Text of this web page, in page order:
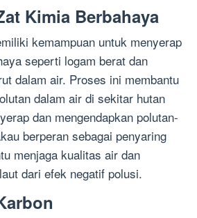
Kimia Berbahaya
kemampuan untuk menyerap
seperti logam berat dan
dalam air. Proses ini membantu
dalam air di sekitar hutan
dan mengendapkan polutan-
berperan sebagai penyaring
menjaga kualitas air dan
dari efek negatif polusi.